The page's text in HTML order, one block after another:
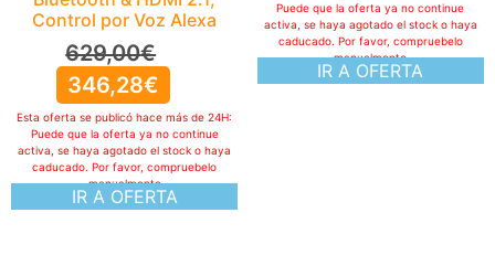
IR A OFERTA
Puede que la oferta ya no continue
activa, se haya agotado el stock o haya
caducado. Por favor, compruebelo
manualmente